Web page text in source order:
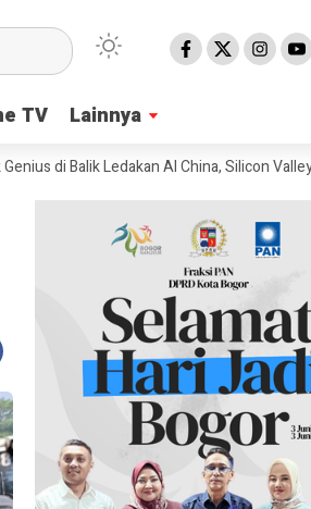
TV Lainnya
TV Lainnya
Ledakan AI China, Silicon Valley Ketar-ketir